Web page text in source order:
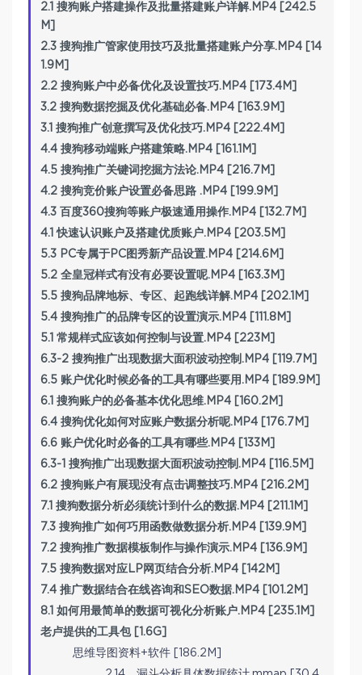
2.1 搜狗账户搭建操作及批量搭建账户详解.MP4 [242.5
M]
2.3 搜狗推广管家使用技巧及批量搭建账户分享.MP4 [14
1.9M]
2.2 搜狗账户中必备优化及设置技巧.MP4 [173.4M]
3.2 搜狗数据挖掘及优化基础必备.MP4 [163.9M]
3.1 搜狗推广创意撰写及优化技巧.MP4 [222.4M]
4.4 搜狗移动端账户搭建策略.MP4 [161.1M]
4.5 搜狗推广关键词挖掘方法论.MP4 [216.7M]
4.2 搜狗竞价账户设置必备思路 .MP4 [199.9M]
4.3 百度360搜狗等账户极速通用操作.MP4 [132.7M]
4.1 快速认识账户及搭建优质账户.MP4 [203.5M]
5.3 PC专属于PC图秀新产品设置.MP4 [214.6M]
5.2 全皇冠样式有没有必要设置呢.MP4 [163.3M]
5.5 搜狗品牌地标、专区、起跑线详解.MP4 [202.1M]
5.4 搜狗推广的品牌专区的设置演示.MP4 [111.8M]
5.1 常规样式应该如何控制与设置.MP4 [223M]
6.3-2 搜狗推广出现数据大面积波动控制.MP4 [119.7M]
6.5 账户优化时候必备的工具有哪些要用.MP4 [189.9M]
6.1 搜狗账户的必备基本优化思维.MP4 [160.2M]
6.4 搜狗优化如何对应账户数据分析呢.MP4 [176.7M]
6.6 账户优化时必备的工具有哪些.MP4 [133M]
6.3-1 搜狗推广出现数据大面积波动控制.MP4 [116.5M]
6.2 搜狗账户有展现没有点击调整技巧.MP4 [216.2M]
7.1 搜狗数据分析必须统计到什么的数据.MP4 [211.1M]
7.3 搜狗推广如何巧用函数做数据分析.MP4 [139.9M]
7.2 搜狗推广数据模板制作与操作演示.MP4 [136.9M]
7.5 搜狗数据对应LP网页结合分析.MP4 [142M]
7.4 推广数据结合在线咨询和SEO数据.MP4 [101.2M]
8.1 如何用最简单的数据可视化分析账户.MP4 [235.1M]
老卢提供的工具包 [1.6G]
思维导图资料+软件 [186.2M]